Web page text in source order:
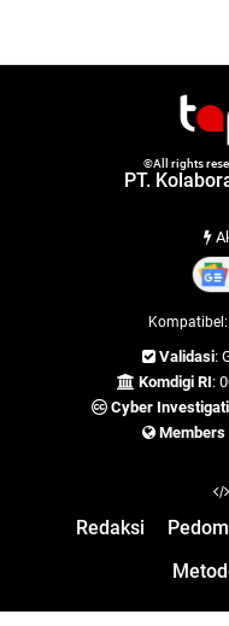
©All rights
PT.
Kompatibel:
Validasi:
Komdigi RI:
Cyber
Members
Redaksi